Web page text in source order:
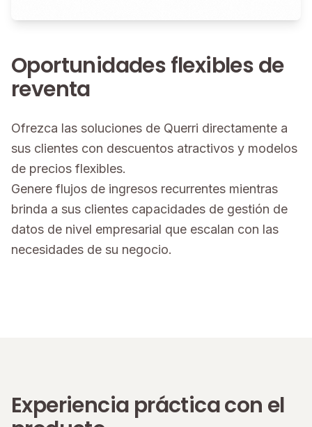
Oportunidades flexibles de
reventa
Ofrezca las soluciones de Querri directamente a
sus clientes con descuentos atractivos y modelos
de precios flexibles.
Genere flujos de ingresos recurrentes mientras
brinda a sus clientes capacidades de gestión de
datos de nivel empresarial que escalan con las
necesidades de su negocio.
Experiencia práctica con el